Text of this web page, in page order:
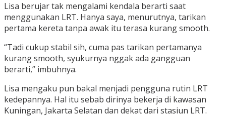
Lisa berujar tak mengalami kendala berarti saat
menggunakan LRT. Hanya saya, menurutnya, tarikan
pertama kereta tanpa awak itu terasa kurang smooth.
“Tadi cukup stabil sih, cuma pas tarikan pertamanya
kurang smooth, syukurnya nggak ada gangguan
berarti,” imbuhnya.
Lisa mengaku pun bakal menjadi pengguna rutin LRT
kedepannya. Hal itu sebab dirinya bekerja di kawasan
Kuningan, Jakarta Selatan dan dekat dari stasiun LRT.